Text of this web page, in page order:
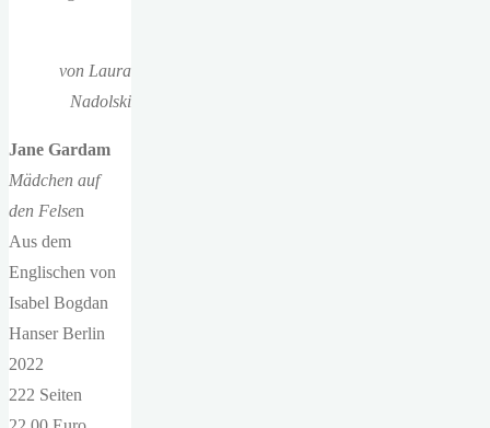
von Laura
Nadolski
Jane Gardam
Mädchen auf
den Felsen
Aus dem
Englischen von
Isabel Bogdan
Hanser Berlin
2022
222 Seiten